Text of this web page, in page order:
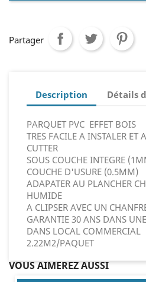
Partager
Description Détails
PARQUET PVC EFFET BOIS
TRES FACILE A INSTALER ET
CUTTER
SOUS COUCHE INTEGRE
COUCHE D'USURE (0.5MM)
ADAPATER AU PLANCHER
HUMIDE
A CLIPSER AVEC UN
GARANTIE 30 ANS DANS
DANS LOCAL COMMERCIAL
2.22M2/PAQUET
VOUS AIMEREZ AUSSI